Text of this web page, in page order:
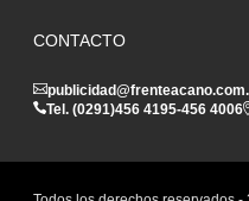
CONTACTO
Tel. (0291)456 4195-456 4006